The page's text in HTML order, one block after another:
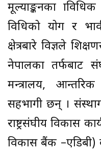
मूल्याङ्कनका
प्रविधिको प्रयोग र
क्षेत्रबारे विज्ञले
नेपालका तर्फबाट
मन्त्रालय, आन्तरिक
सहभागी छन् ।
राष्ट्रसंघीय विकास
विकास बैंक –एडिबी)